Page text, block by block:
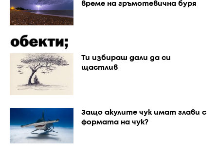
време на гръмотевична буря
Ти избираш дали да си
щастлив
Защо акулите чук имат глави с
формата на чук?